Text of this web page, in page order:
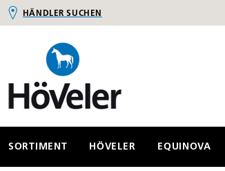
Zur Hauptnavigation springen
HÄNDLER SUCHEN
SORTIMENT HÖVELER EQUINOVA